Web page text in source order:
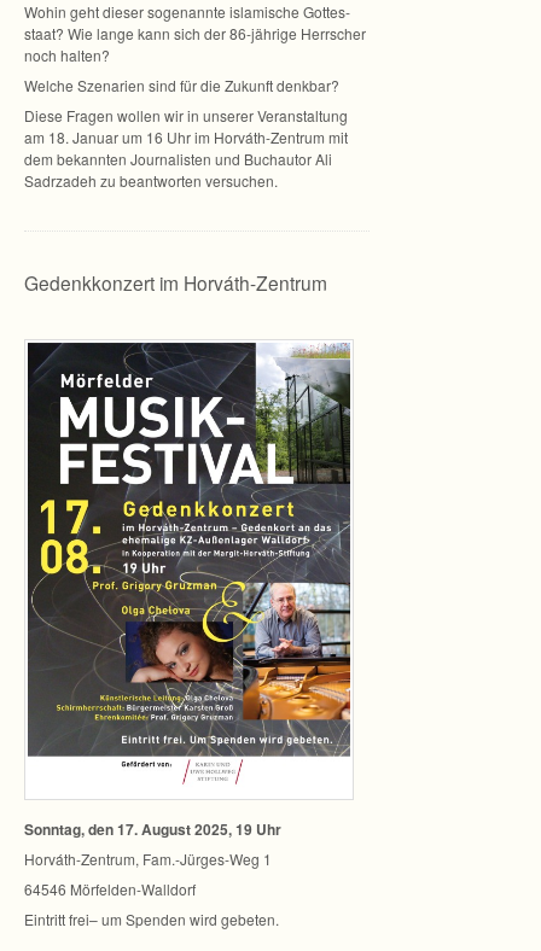
Wohin geht die­ser soge­nannte isla­mi­sche Got­tes­
staat? Wie lange kann sich der 86-jährige Herr­scher
noch halten?
Wel­che Sze­na­rien sind für die Zukunft denkbar?
Diese Fra­gen wol­len wir in unse­rer Ver­an­stal­tung
am 18. Januar um 16 Uhr im Horváth-Zentrum mit
dem bekann­ten Jour­na­lis­ten und Buch­au­tor Ali
Sadrz­a­deh zu beant­wor­ten versuchen.
Gedenkkonzert im Horváth-Zentrum
Sonn­tag, den 17. August 2025, 19 Uhr
Horváth-Zentrum, Fam.-Jürges-Weg 1
64546 Mörfelden-Walldorf
Ein­tritt frei– um Spen­den wird gebeten.